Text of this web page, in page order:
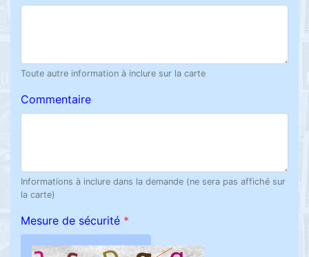
Toute autre information à inclure sur la carte
Commentaire
Informations à inclure dans la demande (ne sera pas affiché sur
la carte)
Mesure de sécurité *